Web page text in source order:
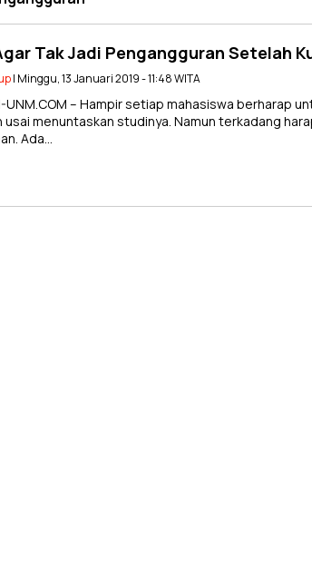
Tak Jadi Pengangguran Setelah
| Minggu, 13 Januari 2019 - 11:48 WITA
UNM.COM – Hampir setiap mahasiswa berharap
usai menuntaskan studinya. Namun terkadang
Ada…